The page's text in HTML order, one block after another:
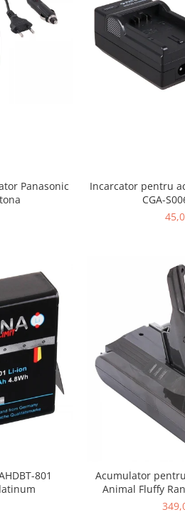
Panasonic
Incarcator pentru
CGA-
801
Acumulator
Animal Fluffy
Patona